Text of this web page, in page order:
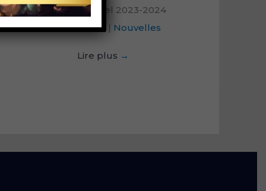
Rapport annuel 2023-2024
avril 25, 2025
| Nouvelles
Lire plus →